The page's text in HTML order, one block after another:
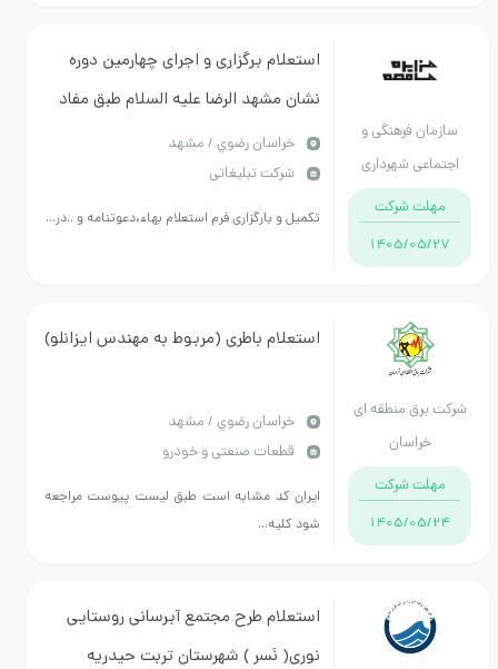
فرهنگی و
شهرداری
استان خراسان
مهلت شرکت
1405/05/27
استعلام برگزاری و اجرای چهارمین دوره
نشان مشهد الرضا علیه السلام طبق مفاد
استعلام بهاء پیوست-نوبت سوم
خراسان رضوي / مشهد
شرکت تبلیغاتی
تکمیل و بارگزاری فرم استعلام بهاء،دعوتنامه و ..در...
برق منطقه ای
مهلت شرکت
1405/05/24
استعلام باطری (مربوط به مهندس ایزانلو)
خراسان رضوي / مشهد
قطعات صنعتی و خودرو
ایران کد مشابه است طبق لیست پیوست مراجعه
شود کلیه...
استعلام طرح مجتمع آبرسانی روستایی
نوری( نَسر ) شهرستان تربت حیدریه